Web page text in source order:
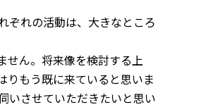
ぞれの活動は、大きなところ
せん。将来像を検討する上
りもう既に来ていると思いま
いさせていただきたいと思い